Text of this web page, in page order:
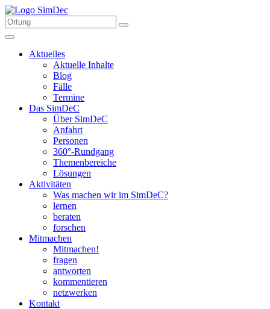
Aktuelles
Aktuelle Inhalte
Blog
Fälle
Termine
Das SimDeC
Über SimDeC
Anfahrt
Personen
360°-Rundgang
Themenbereiche
Lösungen
Aktivitäten
Was machen wir im SimDeC?
lernen
beraten
forschen
Mitmachen
Mitmachen!
fragen
antworten
kommentieren
netzwerken
Kontakt